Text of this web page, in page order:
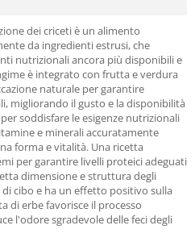
dei criceti è un alimento
da ingredienti estrusi, che
nutrizionali ancora più disponibili e
è integrato con frutta e verdura
naturale per garantire
migliorando il gusto e la disponibilità
soddisfare le esigenze nutrizionali
e minerali accuratamente
forma e vitalità. Una ricetta
per garantire livelli proteici adeguati
dimensione e struttura degli
cibo e ha un effetto positivo sulla
di erbe favorisce il processo
l'odore sgradevole delle feci degli